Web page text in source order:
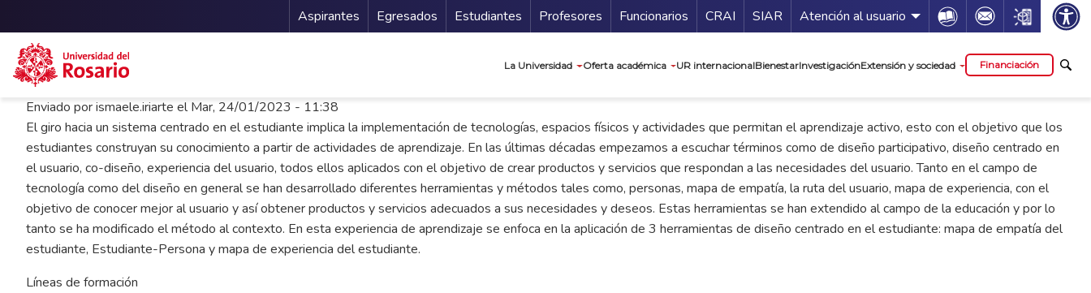
Pasar al contenido principal
Menu Secundario
Aspirantes Egresados Estudiantes Profesores Funcionarios Guía de servicios
CRAI SIAR Atención al usuario Icon Icon Icon
La Universidad Oferta académica UR internacionalBienestarInvestigaciónExtensión y sociedad Financiación
Enviado porismaele.iriarte elMar, 24/01/2023 - 11:38
El giro hacia un sistema centrado en el estudiante implica la implementación de tecnologías, espacios físicos y actividades que permitan el aprendizaje activo, esto con el objetivo que los
estudiantes construyan su conocimiento a partir de actividades de aprendizaje. En las últimas décadas empezamos a escuchar términos como de diseño participativo, diseño centrado en
el usuario, co-diseño, experiencia del usuario, todos ellos aplicados con el objetivo de crear productos y servicios que respondan a las necesidades del usuario. Tanto en el campo de
tecnología como del diseño en general se han desarrollado diferentes herramientas y métodos tales como, personas, mapa de empatía, la ruta del usuario, mapa de experiencia, con el
objetivo de conocer mejor al usuario y así obtener productos y servicios adecuados a sus necesidades y deseos. Estas herramientas se han extendido al campo de la educación y por lo
tanto se ha modificado el método al contexto. En esta experiencia de aprendizaje se enfoca en la aplicación de 3 herramientas de diseño centrado en el estudiante: mapa de empatía del
estudiante, Estudiante-Persona y mapa de experiencia del estudiante.
Líneas de formación